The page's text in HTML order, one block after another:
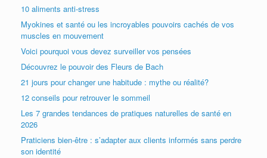
10 aliments anti-stress
Myokines et santé ou les incroyables pouvoirs cachés de vos
muscles en mouvement
Voici pourquoi vous devez surveiller vos pensées
Découvrez le pouvoir des Fleurs de Bach
21 jours pour changer une habitude : mythe ou réalité?
12 conseils pour retrouver le sommeil
Les 7 grandes tendances de pratiques naturelles de santé en
2026
Praticiens bien-être : s’adapter aux clients informés sans perdre
son identité